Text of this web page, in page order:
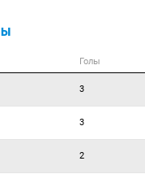
Голы
3
3
2